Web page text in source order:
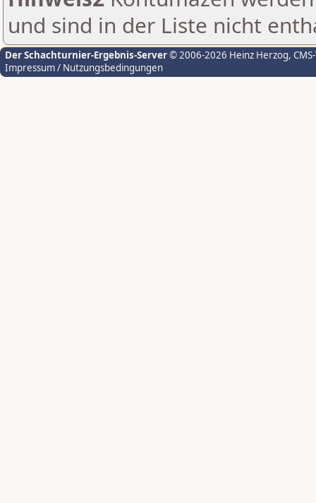
und sind in der Liste nicht
Der Schachturnier-Ergebnis-Server© 2006-2026 Heinz Herzog,
Impressum / Nutzungsbedingungen